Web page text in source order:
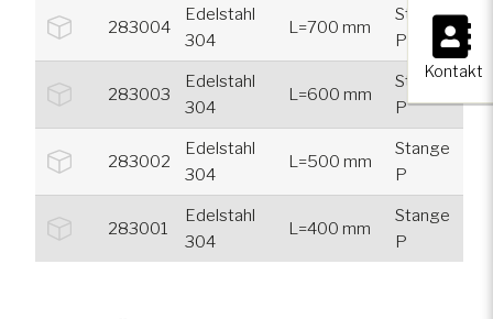
×
Kontakt
283004
Edelstahl
304
L=700 mm
Stange
P
283003
Edelstahl
304
L=600 mm
Stange
P
283002
Edelstahl
304
L=500 mm
Stange
P
283001
Edelstahl
304
L=400 mm
Stange
P